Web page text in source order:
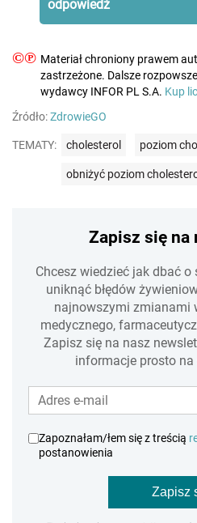
odpowiedź
©℗ Materiał chroniony prawem
zastrzeżone. Dalsze
wydawcy INFOR PL S.A. Kup
Źródło:ZdrowieGO
TEMATY: cholesterol poziom
obniżyć poziom
Zapisz się na
Chcesz wiedzieć jak dbać o
uniknąć błędów
najnowszymi zmianami
medycznego,
Zapisz się na nasz
informacje prosto na
Zapoznałam/łem się z treścią
postanowienia
Zapisz